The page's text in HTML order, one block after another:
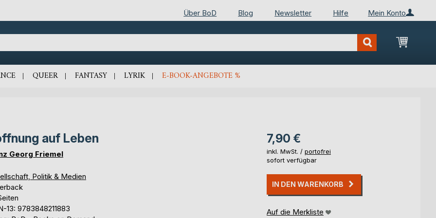
Mein Konto
Über BoD Blog Newsletter Hilfe
Mein
QUEER FANTASY LYRIK E-BOOK-ANGEBOTE %
auf Leben
Georg Friemel
Politik & Medien
13: 9783848211883
7,90 €
inkl. MwSt. / portofrei
sofort verfügbar
IN DEN WARENKORB
Auf die Merkliste